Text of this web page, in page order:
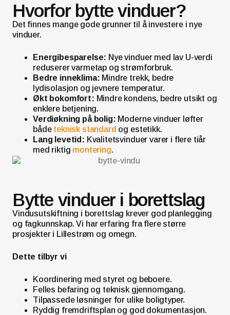
Hvorfor bytte vinduer?
Det finnes mange gode grunner til å investere i nye
vinduer.
Energibesparelse: Nye vinduer med lav U-verdi
reduserer varmetap og strømforbruk.
Bedre inneklima: Mindre trekk, bedre
lydisolasjon og jevnere temperatur.
Økt bokomfort: Mindre kondens, bedre utsikt og
enklere betjening.
Verdiøkning på bolig: Moderne vinduer løfter
både teknisk standard og estetikk.
Lang levetid: Kvalitetsvinduer varer i flere tiår
med riktig montering.
Bytte vinduer i borettslag
Vindusutskiftning i borettslag krever god planlegging
og fagkunnskap. Vi har erfaring fra flere større
prosjekter i Lillestrøm og omegn.
Dette tilbyr vi
Koordinering med styret og beboere.
Felles befaring og teknisk gjennomgang.
Tilpassede løsninger for ulike boligtyper.
Ryddig fremdriftsplan og god dokumentasjon.